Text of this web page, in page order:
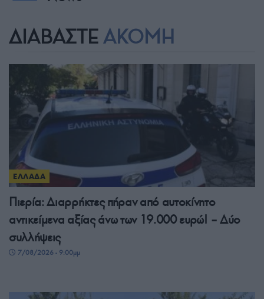
ΔΙΑΒΑΣΤΕ ΑΚΟΜΗ
ΕΛΛΑΔΑ
Πιερία: Διαρρήκτες πήραν από αυτοκίνητο
αντικείμενα αξίας άνω των 19.000 ευρώ! – Δύο
συλλήψεις
7/08/2026 - 9:00μμ